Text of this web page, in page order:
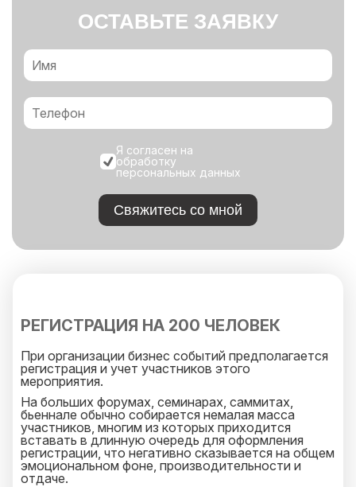
ОСТАВЬТЕ ЗАЯВКУ
Я согласен на
обработку
персональных данных
Свяжитесь со мной
РЕГИСТРАЦИЯ НА 200 ЧЕЛОВЕК
При организации бизнес событий предполагается
регистрация и учет участников этого
мероприятия.
На больших форумах, семинарах, саммитах,
бьеннале обычно собирается немалая масса
участников, многим из которых приходится
вставать в длинную очередь для оформления
регистрации, что негативно сказывается на общем
эмоциональном фоне, производительности и
отдаче.